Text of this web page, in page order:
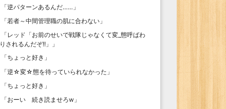
「逆パターンあるんだ…… 」
「若者～中間管理職の肌に合わない 」
「レッド「お前のせいで戦隊じゃなくて変_態呼ばわ
りされるんだぞ!!」
」
「ちょっと好き 」
「逆☆変☆態を待っていられなかった 」
「ちょっと好き 」
「おーい 続き読ませろw 」